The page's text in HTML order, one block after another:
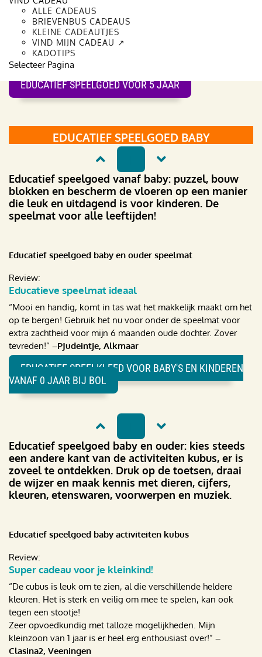
ALLE CADEAUS
BRIEVENBUS CADEAUS
KLEINE CADEAUTJES
VIND MIJN CADEAU ↗
KADOTIPS
Selecteer Pagina
EDUCATIEF SPEELGOED VOOR 1 JAAR
EDUCATIEF SPEELGOED VOOR 2 JAAR
EDUCATIEF SPEELGOED VOOR 3 JAAR
EDUCATIEF SPEELGOED VOOR 4 JAAR
EDUCATIEF SPEELGOED VOOR 5 JAAR
EDUCATIEF SPEELGOED BABY
Educatief speelgoed vanaf baby: puzzel, bouw
blokken en bescherm de vloeren op een manier
die leuk en uitdagend is voor kinderen. De
speelmat voor alle leeftijden!
Educatief speelgoed baby en ouder speelmat
Review:
Educatieve speelmat ideaal
“Mooi en handig, komt in tas wat het makkelijk maakt om het
op te bergen! Gebruik het nu voor onder de speelmat voor
extra zachtheid voor mijn 6 maanden oude dochter. Zover
tevreden!” –PJudeintje, Alkmaar
EDUCATIEF SPEELKLEED VOOR BABY'S EN KINDEREN
VANAF 0 JAAR BIJ BOL
Educatief speelgoed baby en ouder: kies steeds
een andere kant van de activiteiten kubus, er is
zoveel te ontdekken. Druk op de toetsen, draai
de wijzer en maak kennis met dieren, cijfers,
kleuren, etenswaren, voorwerpen en muziek.
Educatief speelgoed baby activiteiten kubus
Review:
Super cadeau voor je kleinkind!
“De cubus is leuk om te zien, al die verschillende heldere
kleuren. Het is sterk en veilig om mee te spelen, kan ook
tegen een stootje!
Zeer opvoedkundig met talloze mogelijkheden. Mijn
kleinzoon van 1 jaar is er heel erg enthousiast over!” –
Clasina2, Veeningen